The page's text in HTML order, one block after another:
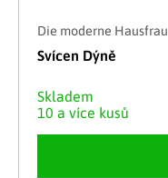
Die moderne Hausfrau
Svícen Dýně
Skladem
10 a více kusů